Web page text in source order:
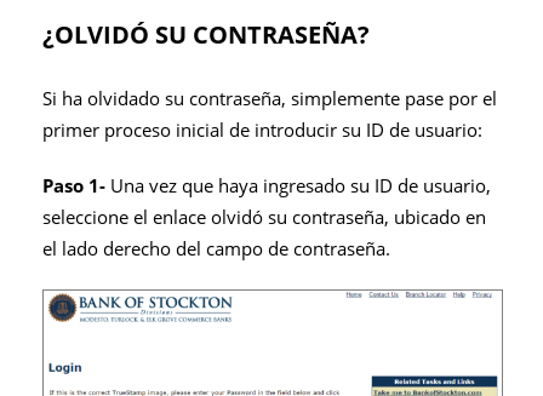
¿OLVIDÓ SU CONTRASEÑA?
Si ha olvidado su contraseña, simplemente pase por el
primer proceso inicial de introducir su ID de usuario:
Paso 1- Una vez que haya ingresado su ID de usuario,
seleccione el enlace olvidó su contraseña, ubicado en
el lado derecho del campo de contraseña.